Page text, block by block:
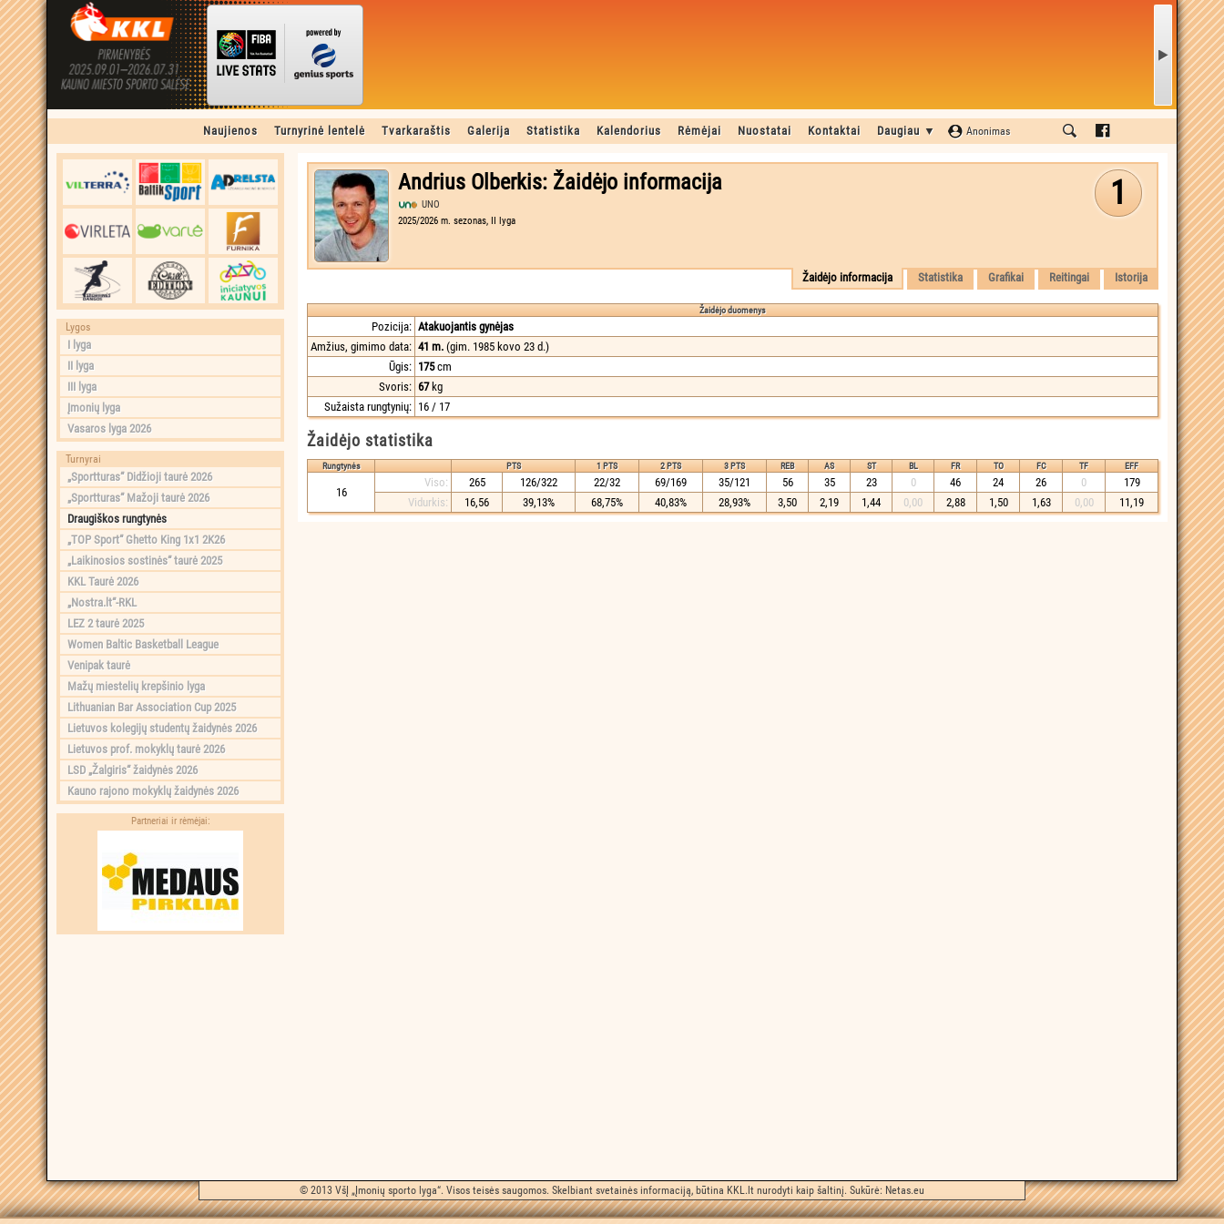
Naujienos Turnyrinė lentelė Tvarkaraštis Galerija Statistika Kalendorius Rėmėjai Nuostatai Kontaktai Daugiau ▼ Anonimas
Lygos
I lyga
II lyga
III lyga
Įmonių lyga
Vasaros lyga 2026
Turnyrai
„Sportturas“ Didžioji taurė 2026
„Sportturas“ Mažoji taurė 2026
Draugiškos rungtynės
„TOP Sport“ Ghetto King 1x1 2K26
„Laikinosios sostinės“ taurė 2025
KKL Taurė 2026
„Nostra.lt“-RKL
LEZ 2 taurė 2025
Women Baltic Basketball League
Venipak taurė
Mažų miestelių krepšinio lyga
Lithuanian Bar Association Cup 2025
Lietuvos kolegijų studentų žaidynės 2026
Lietuvos prof. mokyklų taurė 2026
LSD „Žalgiris“ žaidynės 2026
Kauno rajono mokyklų žaidynės 2026
Partneriai ir rėmėjai:
1
Andrius Olberkis: Žaidėjo informacija
UNO
2025/2026 m. sezonas, II lyga
Žaidėjo informacija Statistika Grafikai Reitingai Istorija
Žaidėjo duomenys
Pozicija: Atakuojantis gynėjas
Amžius, gimimo data: 41 m. (gim. 1985 kovo 23 d.)
Ūgis: 175cm
Svoris: 67kg
Sužaista rungtynių: 16 / 17
Žaidėjo statistika
Rungtynės PTS 1 PTS 2 PTS 3 PTS REB AS ST BL FR TO FC TF EFF
16
Viso: 265 126/322 22/32 69/169 35/121 56 35 23 0 46 24 26 0
179
Vidurkis:
16,56 39,13% 68,75% 40,83% 28,93% 3,50 2,19 1,44 0,00 2,88 1,50 1,63 0,00 11,19
© 2013 VšĮ „Įmonių sporto lyga“. Visos teisės saugomos. Skelbiant svetainės informaciją, būtina KKL.lt nurodyti kaip šaltinį. Sukūrė: Netas.eu